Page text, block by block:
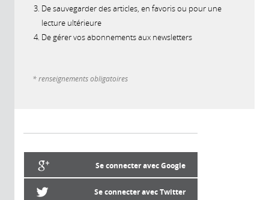
De sauvegarder des articles, en favoris ou pour une
lecture ultérieure
De gérer vos abonnements aux newsletters
* renseignements obligatoires
Se connecter avec Google
Se connecter avec Twitter